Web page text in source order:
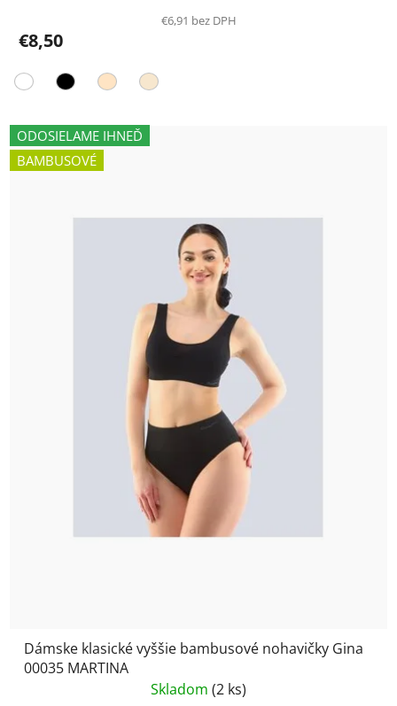
€6,91 bez DPH
€8,50
ODOSIELAME IHNEĎ
BAMBUSOVÉ
Dámske klasické vyššie bambusové nohavičky Gina
00035 MARTINA
Skladom (2 ks)